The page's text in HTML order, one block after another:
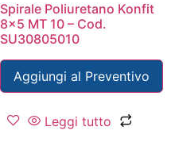
Spirale Poliuretano Konfit
8×5 MT 10 – Cod.
SU30805010
Aggiungi al Preventivo
Leggi tutto